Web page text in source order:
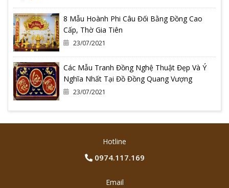
8 Mẫu Hoành Phi Câu Đối Bằng Đồng Cao
Cấp, Thờ Gia Tiên
23/07/2021
Các Mẫu Tranh Đồng Nghệ Thuật Đẹp Và Ý
Nghĩa Nhất Tại Đồ Đồng Quang Vượng
23/07/2021
Hotline
0974.117.169
Email